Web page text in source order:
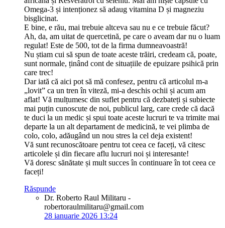
Omega-3 și intenționez să adaug vitamina D și magneziu
bisglicinat.
E bine, e rău, mai trebuie altceva sau nu e ce trebuie făcut?
Ah, da, am uitat de quercetină, pe care o aveam dar nu o luam
regulat! Este de 500, tot de la firma dumneavoastră!
Nu știam cui să spun de toate aceste trăiri, credeam că, poate,
sunt normale, ținând cont de situațiile de epuizare psihică prin
care trec!
Dar iată că aici pot să mă confesez, pentru că articolul m-a
„lovit” ca un tren în viteză, mi-a deschis ochii și acum am
aflat! Vă mulțumesc din suflet pentru că dezbateți și subiecte
mai puțin cunoscute de noi, publicul larg, care crede că dacă
te duci la un medic și spui toate aceste lucruri te va trimite mai
departe la un alt departament de medicină, te vei plimba de
colo, colo, adăugând un nou stres la cel deja existent!
Vă sunt recunoscătoare pentru tot ceea ce faceți, vă citesc
articolele și din fiecare aflu lucruri noi și interesante!
Vă doresc sănătate și mult succes în continuare în tot ceea ce
faceți!
Răspunde
Dr. Roberto Raul Militaru -
robertoraulmilitaru@gmail.com
28 ianuarie 2026 13:24